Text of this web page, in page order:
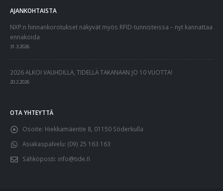
AJANKOHTAISTA
NXP:n hinnankorotukset näkyvät myös RFID-tunnisteissa – nyt kannattaa
ennakoida
31.3.2026
2026 ALKOI VAUHDILLA, TIDELLÄ TAKANAAN JO 10 VUOTTA!
20.2.2026
OTA YHTEYTTÄ
Osoite: Hiekkamäentie 8, 01150 Söderkulla
Asiakaspalvelu: (09) 25 163 163
Sähköposti: info@tide.fi